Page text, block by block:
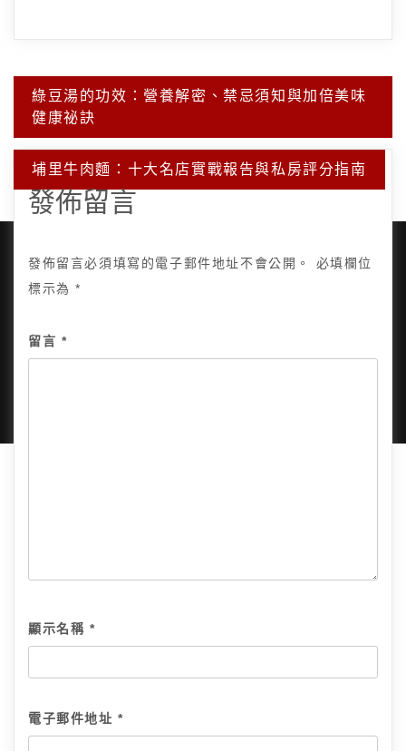
文
章
導
覽
綠豆湯的功效：營養解密、禁忌須知與加倍美味
健康祕訣
埔里牛肉麵：十大名店實戰報告與私房評分指南
發佈留言
發佈留言必須填寫的電子郵件地址不會公開。
必填欄位
標示為*
留言 *
顯示名稱 *
電子郵件地址*
隱私政策 網站地圖 全部文章